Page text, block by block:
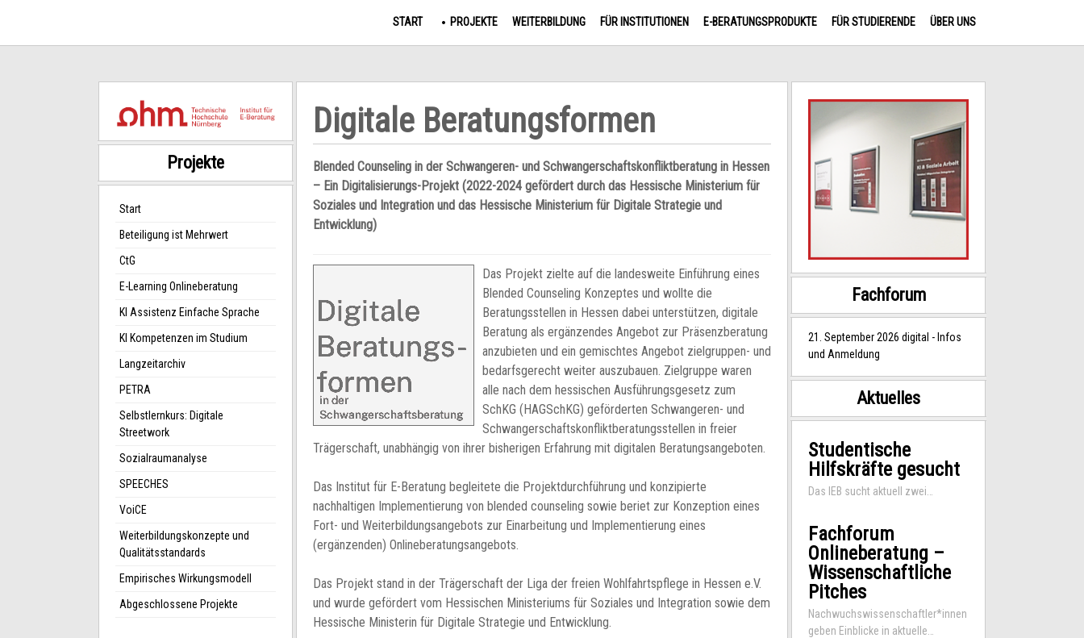
START PROJEKTE WEITERBILDUNG FÜR INSTITUTIONEN E-BERATUNGSPRODUKTE FÜR STUDIERENDE ÜBER UNS
Digitale Beratungsformen
Blended Counseling in der Schwangeren- und Schwangerschaftskonfliktberatung in Hessen
– Ein Digitalisierungs-Projekt (2022-2024 gefördert durch das Hessische Ministerium für
Soziales und Integration und das Hessische Ministerium für Digitale Strategie und
Entwicklung)
Das Projekt zielte auf die landesweite Einführung eines
Blended Counseling Konzeptes und wollte die
Beratungsstellen in Hessen dabei unterstützen, digitale
Beratung als ergänzendes Angebot zur Präsenzberatung
anzubieten und ein gemischtes Angebot zielgruppen- und
bedarfsgerecht weiter auszubauen. Zielgruppe waren
alle nach dem hessischen Ausführungsgesetz zum
SchKG (HAGSchKG) geförderten Schwangeren- und
Schwangerschaftskonfliktberatungsstellen in freier
Trägerschaft, unabhängig von ihrer bisherigen Erfahrung mit digitalen Beratungsangeboten.
Das Institut für E-Beratung begleitete die Projektdurchführung und konzipierte
nachhaltigen Implementierung von blended counseling sowie beriet zur Konzeption eines
Fort- und Weiterbildungsangebots zur Einarbeitung und Implementierung eines
(ergänzenden) Onlineberatungsangebots.
Das Projekt stand in der Trägerschaft der Liga der freien Wohlfahrtspflege in Hessen e.V.
und wurde gefördert vom Hessischen Ministeriums für Soziales und Integration sowie dem
Hessische Ministerin für Digitale Strategie und Entwicklung.
Projekte
Start
Beteiligung ist Mehrwert
CtG
E-Learning Onlineberatung
KI Assistenz Einfache Sprache
KI Kompetenzen im Studium
Langzeitarchiv
PETRA
Selbstlernkurs: Digitale
Streetwork
Sozialraumanalyse
SPEECHES
VoiCE
Weiterbildungskonzepte und
Qualitätsstandards
Empirisches Wirkungsmodell
Abgeschlossene Projekte
Fachforum
21. September 2026 digital - Infos
und Anmeldung
Aktuelles
Studentische
Hilfskräfte gesucht
Das IEB sucht aktuell zwei…
Fachforum
Onlineberatung –
Wissenschaftliche
Pitches
Nachwuchswissenschaftler*innen
geben Einblicke in aktuelle…